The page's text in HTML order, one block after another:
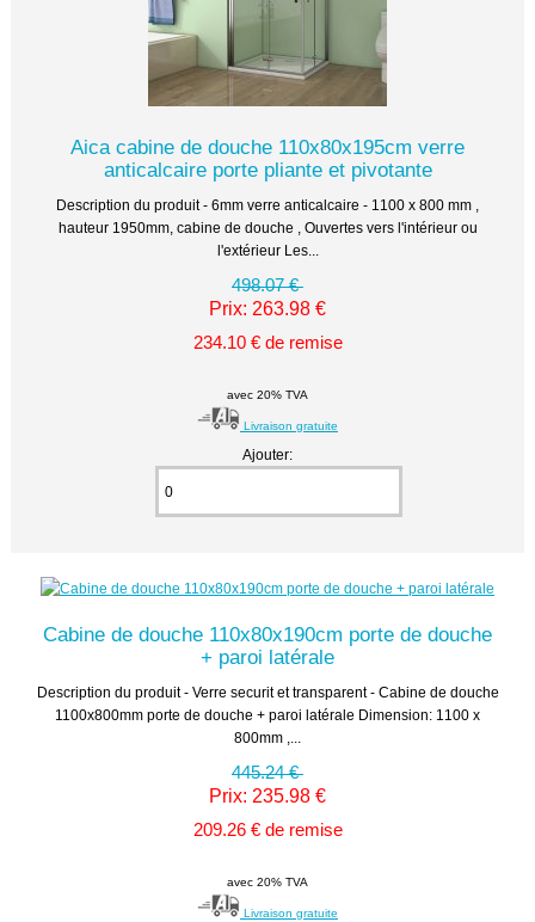
Aica cabine de douche 110x80x195cm verre
anticalcaire porte pliante et pivotante
Description du produit - 6mm verre anticalcaire - 1100 x 800 mm ,
hauteur 1950mm, cabine de douche , Ouvertes vers l'intérieur ou
l'extérieur Les...
498.07 €
Prix: 263.98 €
234.10 € de remise
avec 20% TVA
Livraison gratuite
Ajouter:
Cabine de douche 110x80x190cm porte de douche
+ paroi latérale
Description du produit - Verre securit et transparent - Cabine de douche
1100x800mm porte de douche + paroi latérale Dimension: 1100 x
800mm ,...
445.24 €
Prix: 235.98 €
209.26 € de remise
avec 20% TVA
Livraison gratuite